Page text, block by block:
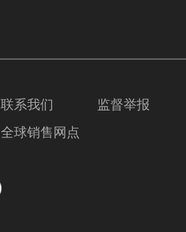
联系我们
监督举报
全球销售网点